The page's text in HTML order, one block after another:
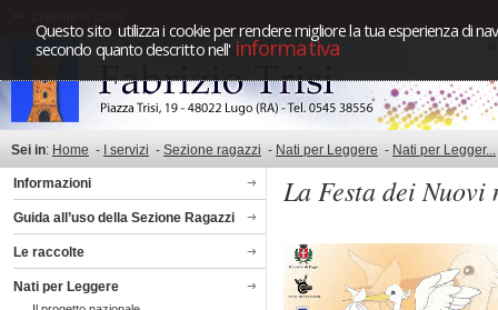
Questo sito utilizza i cookie per rendere migliore la tua esperienza di
secondo quanto descritto nell'informativa
Sei in: Home - I servizi - Sezione ragazzi - Nati per Leggere - Nati per Legger...
Informazioni
Guida all’uso della Sezione Ragazzi
Le raccolte
Nati per Leggere
La Festa dei Nuovi